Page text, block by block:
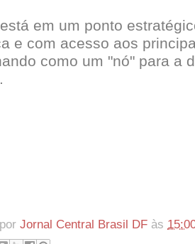
em um ponto
e com acesso aos
como um "nó" para a
Jornal Central Brasil DF às